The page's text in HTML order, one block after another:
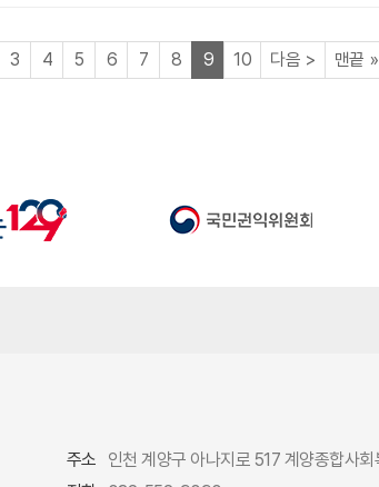
지
3페이지
4페이지
5페이지
6페이지
7페이지
8페이지열린
9페이지
10페이지
다음 페이지
> 맨끝 »
주소
인천 계양구 아나지로 517 계양종합사회